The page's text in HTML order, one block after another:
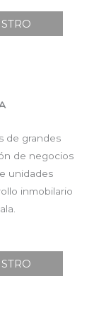
de grandes
de negocios
unidades
inmobilario